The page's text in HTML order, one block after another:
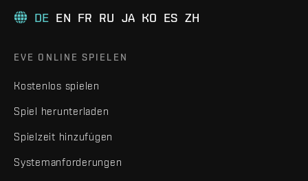
DE EN FR RU JA KO ES ZH
EVE ONLINE SPIELEN
Kostenlos spielen
Spiel herunterladen
Spielzeit hinzufügen
Systemanforderungen